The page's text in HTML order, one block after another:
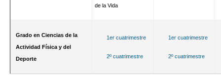
de la Vida
Grado en Ciencias de la
Actividad Física y del
Deporte
1er cuatrimestre
2º cuatrimestre
1er cuatrimestre
2º cuatrimestre